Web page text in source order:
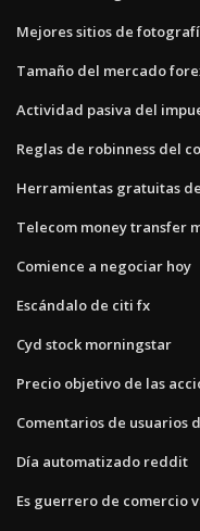
Mejores sitios de
Tamaño del mercado
Actividad pasiva del
Reglas de robinness del
Herramientas gratuitas
Telecom money transfer
Comience a negociar hoy
Escándalo de citi fx
Cyd stock morningstar
Precio objetivo de las
Comentarios de usuarios
Día automatizado reddit
Es guerrero de comercio